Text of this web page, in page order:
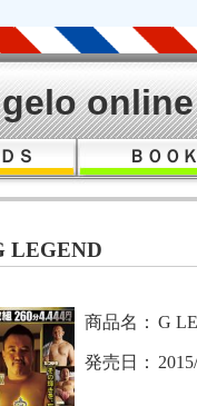
Ｓ ＢＯＯ
LEGEND
商品名： G
発売日：